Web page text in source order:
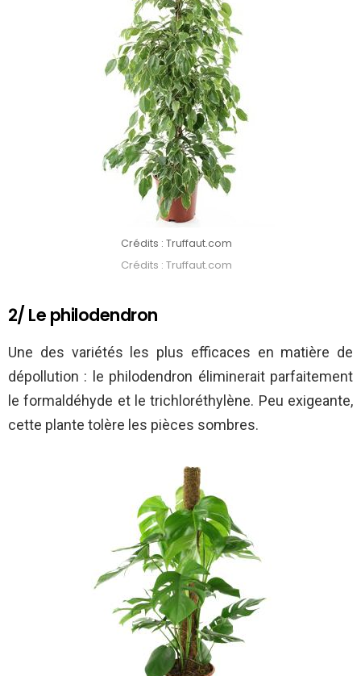
Crédits : Truffaut.com
Crédits : Truffaut.com
2/ Le philodendron
Une des variétés les plus efficaces en matière de
dépollution : le philodendron éliminerait parfaitement
le formaldéhyde et le trichloréthylène. Peu exigeante,
cette plante tolère les pièces sombres.